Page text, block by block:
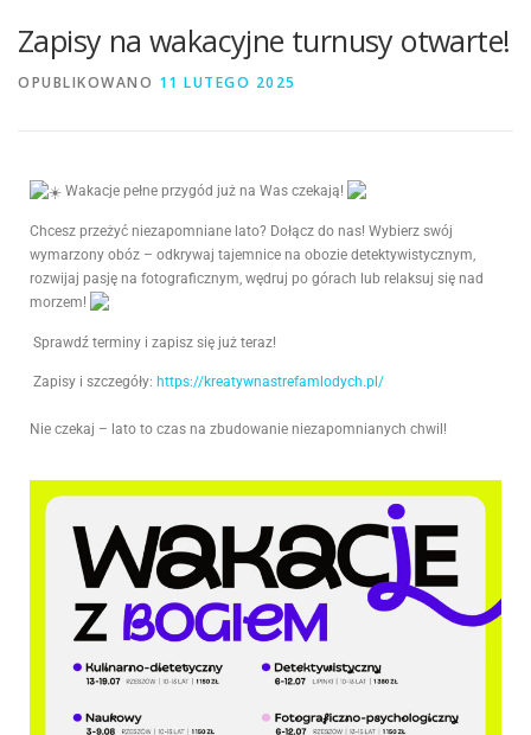
Zapisy na wakacyjne turnusy otwarte!
OPUBLIKOWANO 11 LUTEGO 2025
Wakacje pełne przygód już na Was czekają!
Chcesz przeżyć niezapomniane lato? Dołącz do nas! Wybierz swój
wymarzony obóz – odkrywaj tajemnice na obozie detektywistycznym,
rozwijaj pasję na fotograficznym, wędruj po górach lub relaksuj się nad
morzem!
Sprawdź terminy i zapisz się już teraz!
Zapisy i szczegóły: https://kreatywnastrefamlodych.pl/
Nie czekaj – lato to czas na zbudowanie niezapomnianych chwil!